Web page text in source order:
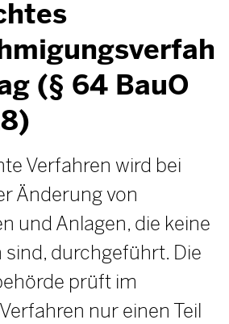
(§ 64 BauO
Verfahren wird bei
Änderung von
und Anlagen, die keine
durchgeführt. Die
prüft im
nur einen Teil